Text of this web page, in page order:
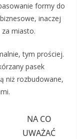
formy do
inaczej
miasto.
tym prościej.
pasek
niż rozbudowane,
NA CO
UWAŻAĆ